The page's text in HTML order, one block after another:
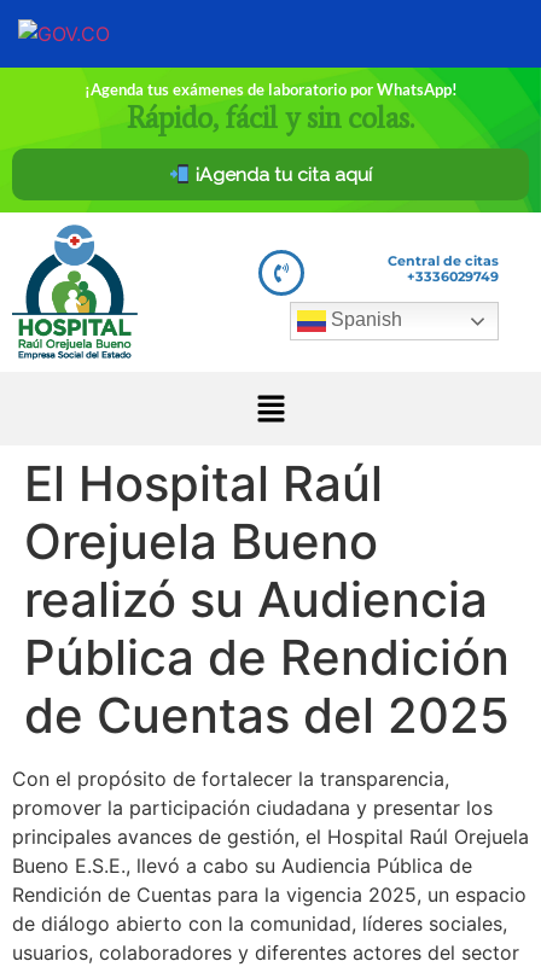
¡Agenda tus exámenes de laboratorio por WhatsApp!
Rápido, fácil y sin colas.
¡Agenda tu cita aquí
Central de citas
+3336029749
Spanish
El Hospital Raúl
Orejuela Bueno
realizó su Audiencia
Pública de Rendición
de Cuentas del 2025
Con el propósito de fortalecer la transparencia,
promover la participación ciudadana y presentar los
principales avances de gestión, el Hospital Raúl Orejuela
Bueno E.S.E., llevó a cabo su Audiencia Pública de
Rendición de Cuentas para la vigencia 2025, un espacio
de diálogo abierto con la comunidad, líderes sociales,
usuarios, colaboradores y diferentes actores del sector